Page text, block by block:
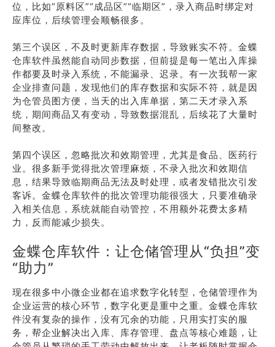
位，比如“原料区”“成品区”“临期区”，录入商品时绑定对
应库位，后续管理会顺畅很多。
第三个误区，不及时更新库存数据，导致账实不符。金蝶
仓库软件虽然能自动同步数据，但前提是每一笔出入库操
作都要及时录入系统，不能漏录、迟录。有一次我帮一家
企业排查问题，发现他们的库存数据和实际不符，就是因
为仓管员图方便，当天的出入库单据，第二天才录入系
统，期间商品又有变动，导致数据混乱，后续花了大量时
间整改。
第四个误区，忽略批次和效期管理，尤其是食品、医药行
业。很多新手觉得批次管理麻烦，不录入批次和效期信
息，结果导致临期商品无法及时处理，或者发错批次引发
客诉。金蝶仓库软件的批次管理功能很强大，只要准确录
入相关信息，系统就能自动管控，不用额外花费太多精
力，反而能减少损失。
金蝶仓库软件：让仓储管理从“负担”变
“助力”
现在很多中小微企业都在追求数字化转型，仓储管理作为
企业运营的核心环节，数字化更是重中之重。金蝶仓库软
件没有复杂的操作，没有冗余的功能，只用实打实的服
务，帮企业解决出入库、库存管理、盘点等核心难题，让